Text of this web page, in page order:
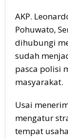
AKP.
Pohuwato,
dihubungi
sudah
pasca polisi
masyarakat.
Usai
mengatur
tempat